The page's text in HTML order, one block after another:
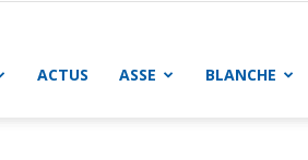
ACTUS ASSE BLANCHE